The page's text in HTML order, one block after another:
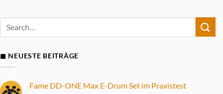
◼ NEUESTE BEITRÄGE
Fame DD-ONE Max E-Drum Set im Praxistest